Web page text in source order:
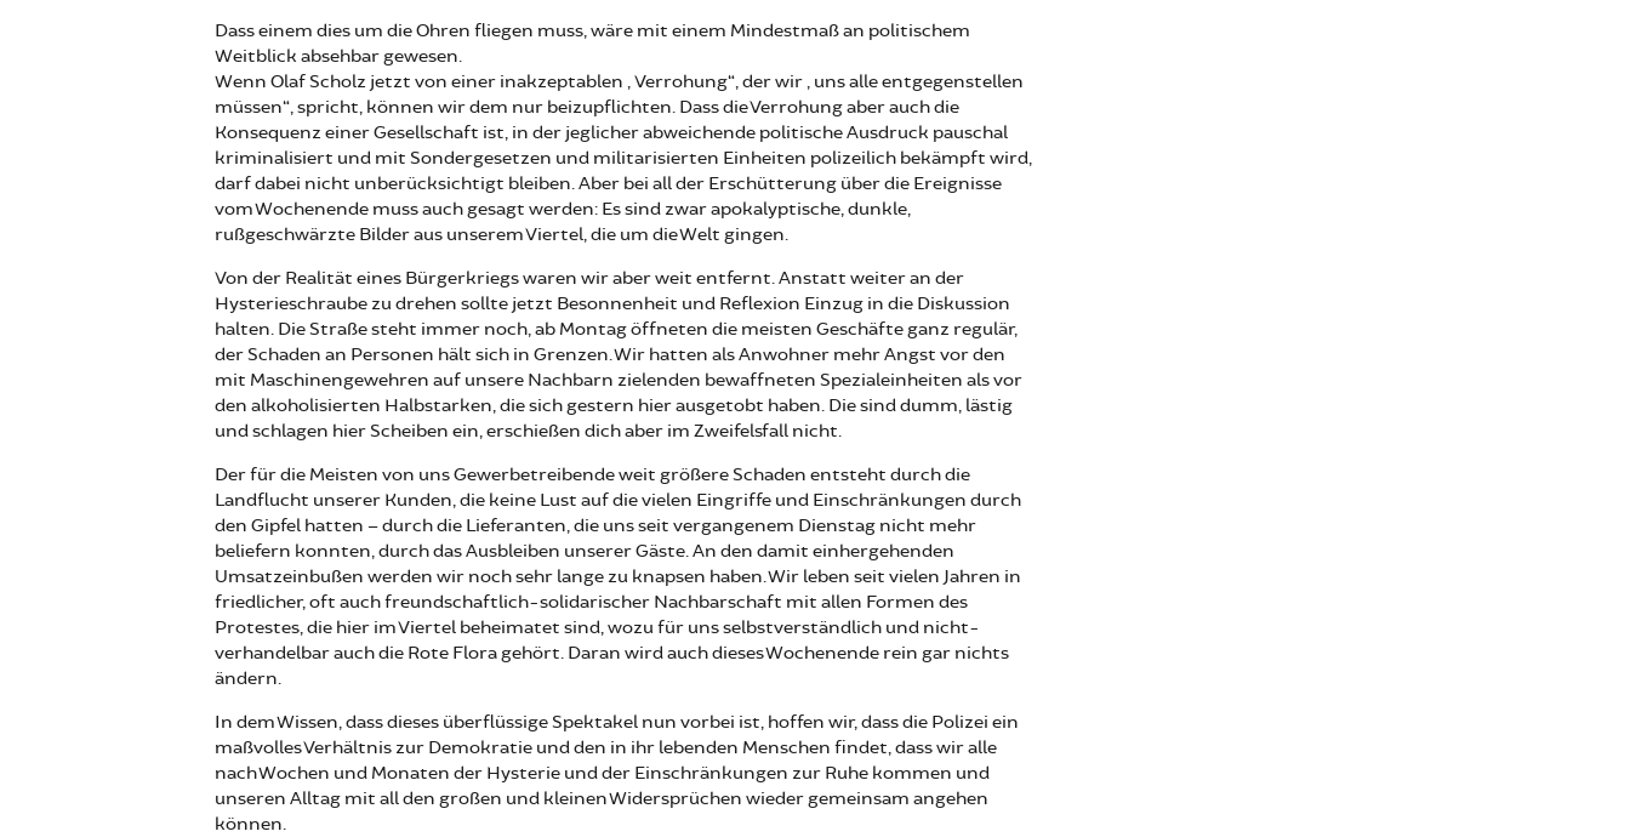
Dass einem dies um die Ohren fliegen muss, wäre mit einem Mindestmaß an politischem
Weitblick absehbar gewesen.
Wenn Olaf Scholz jetzt von einer inakzeptablen „Verrohung“, der wir „uns alle entgegenstellen
müssen“, spricht, können wir dem nur beizupflichten. Dass die Verrohung aber auch die
Konsequenz einer Gesellschaft ist, in der jeglicher abweichende politische Ausdruck pauschal
kriminalisiert und mit Sondergesetzen und militarisierten Einheiten polizeilich bekämpft wird,
darf dabei nicht unberücksichtigt bleiben. Aber bei all der Erschütterung über die Ereignisse
vom Wochenende muss auch gesagt werden: Es sind zwar apokalyptische, dunkle,
rußgeschwärzte Bilder aus unserem Viertel, die um die Welt gingen.
Von der Realität eines Bürgerkriegs waren wir aber weit entfernt. Anstatt weiter an der
Hysterieschraube zu drehen sollte jetzt Besonnenheit und Reflexion Einzug in die Diskussion
halten. Die Straße steht immer noch, ab Montag öffneten die meisten Geschäfte ganz regulär,
der Schaden an Personen hält sich in Grenzen. Wir hatten als Anwohner mehr Angst vor den
mit Maschinengewehren auf unsere Nachbarn zielenden bewaffneten Spezialeinheiten als vor
den alkoholisierten Halbstarken, die sich gestern hier ausgetobt haben. Die sind dumm, lästig
und schlagen hier Scheiben ein, erschießen dich aber im Zweifelsfall nicht.
Der für die Meisten von uns Gewerbetreibende weit größere Schaden entsteht durch die
Landflucht unserer Kunden, die keine Lust auf die vielen Eingriffe und Einschränkungen durch
den Gipfel hatten – durch die Lieferanten, die uns seit vergangenem Dienstag nicht mehr
beliefern konnten, durch das Ausbleiben unserer Gäste. An den damit einhergehenden
Umsatzeinbußen werden wir noch sehr lange zu knapsen haben. Wir leben seit vielen Jahren in
friedlicher, oft auch freundschaftlich-solidarischer Nachbarschaft mit allen Formen des
Protestes, die hier im Viertel beheimatet sind, wozu für uns selbstverständlich und nicht-
verhandelbar auch die Rote Flora gehört. Daran wird auch dieses Wochenende rein gar nichts
ändern.
In dem Wissen, dass dieses überflüssige Spektakel nun vorbei ist, hoffen wir, dass die Polizei ein
maßvolles Verhältnis zur Demokratie und den in ihr lebenden Menschen findet, dass wir alle
nach Wochen und Monaten der Hysterie und der Einschränkungen zur Ruhe kommen und
unseren Alltag mit all den großen und kleinen Widersprüchen wieder gemeinsam angehen
können.